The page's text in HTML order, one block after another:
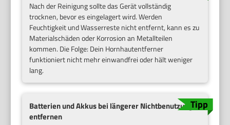
Nach der Reinigung sollte das Gerät vollständig
trocknen, bevor es eingelagert wird. Werden
Feuchtigkeit und Wasserreste nicht entfernt, kann es zu
Materialschäden oder Korrosion an Metallteilen
kommen. Die Folge: Dein Hornhautentferner
funktioniert nicht mehr einwandfrei oder hält weniger
lang.
Batterien und Akkus bei längerer Nichtbenutzung
entfernen